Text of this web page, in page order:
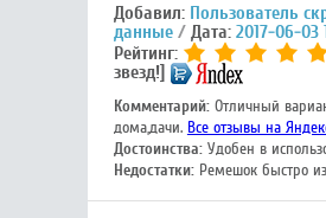
Добавил: Пользователь
данные Дата: 2017-06-03
Рейтинг:
звезд!]
Комментарий:Отличный
дома,дачи. Все отзывы на
Достоинства:Удобен в
Недостатки:Ремешок быстро